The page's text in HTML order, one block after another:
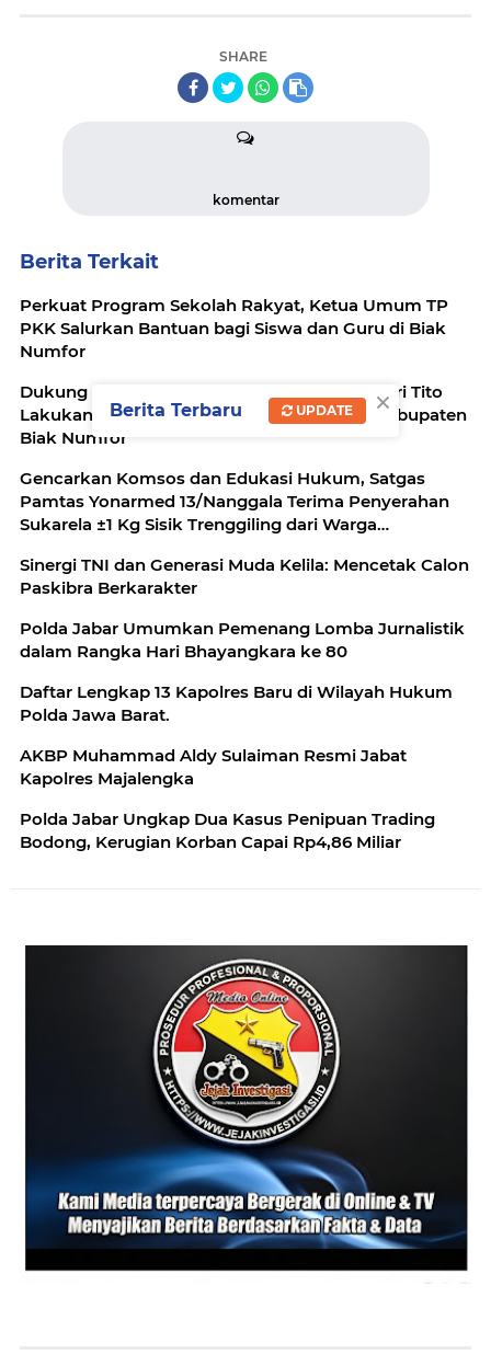
SHARE
komentar
Berita Terkait
Perkuat Program Sekolah Rakyat, Ketua Umum TP
PKK Salurkan Bantuan bagi Siswa dan Guru di Biak
Numfor
Dukung Program Prioritas Presiden, Mendagri Tito
Lakukan Groundbreaking Sekolah Rakyat Kabupaten
Biak Numfor
Gencarkan Komsos dan Edukasi Hukum, Satgas
Pamtas Yonarmed 13/Nanggala Terima Penyerahan
Sukarela ±1 Kg Sisik Trenggiling dari Warga
Sinergi TNI dan Generasi Muda Kelila: Mencetak Calon
Paskibra Berkarakter
Polda Jabar Umumkan Pemenang Lomba Jurnalistik
dalam Rangka Hari Bhayangkara ke 80
Daftar Lengkap 13 Kapolres Baru di Wilayah Hukum
Polda Jawa Barat.
AKBP Muhammad Aldy Sulaiman Resmi Jabat
Kapolres Majalengka
Polda Jabar Ungkap Dua Kasus Penipuan Trading
Bodong, Kerugian Korban Capai Rp4,86 Miliar
×
Berita Terbaru UPDATE